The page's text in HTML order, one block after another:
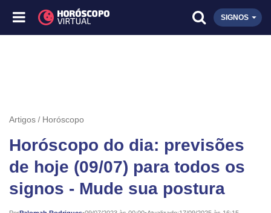
SIGNOS
Artigos Horóscopo
Horóscopo do dia: previsões
de hoje (09/07) para todos os
signos - Mude sua postura